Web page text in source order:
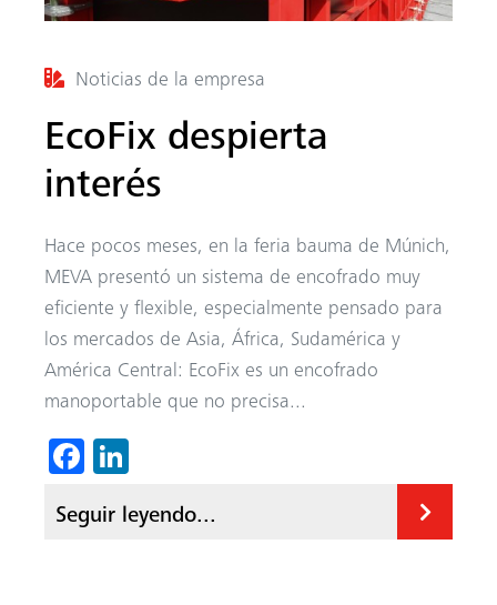
Noticias de la empresa
EcoFix despierta
interés
Hace pocos meses, en la feria bauma de Múnich,
MEVA presentó un sistema de encofrado muy
eficiente y flexible, especialmente pensado para
los mercados de Asia, África, Sudamérica y
América Central: EcoFix es un encofrado
manoportable que no precisa...
Fa
b
ed
Seguir leyendo...